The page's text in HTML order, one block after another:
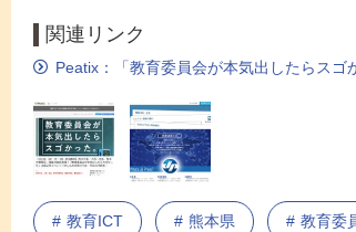
関連リンク
Peatix：「教育委員会が本気出したらスゴ
教育ICT 熊本県 教育委